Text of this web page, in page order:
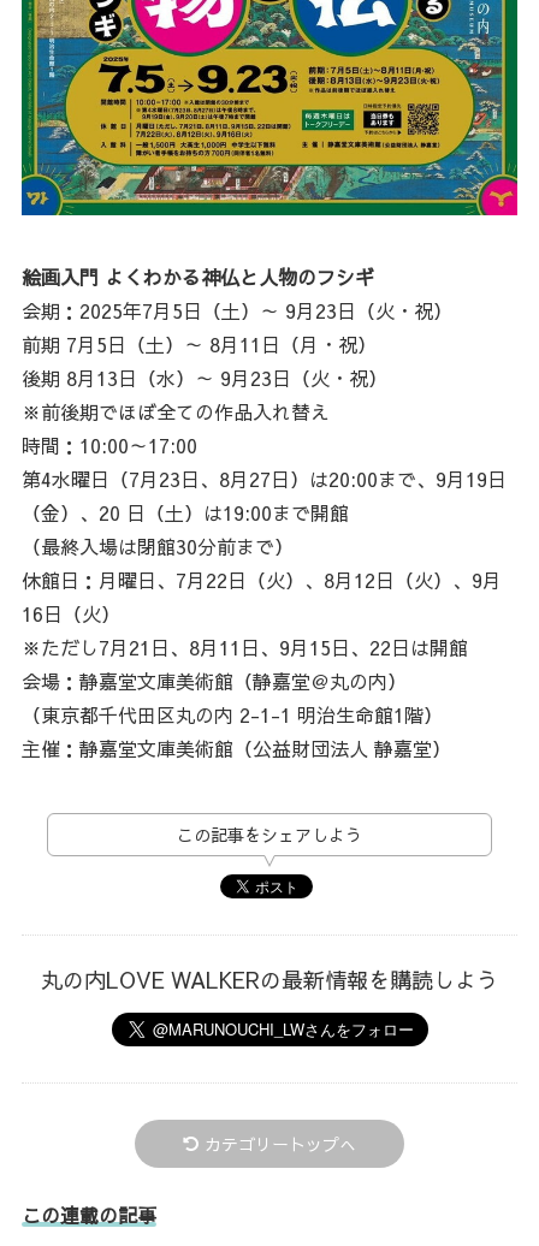
絵画入門 よくわかる神仏と人物のフシギ
会期：2025年7月5日（土）～ 9月23日（火・祝）
前期 7月5日（土）～ 8月11日（月・祝）
後期 8月13日（水）～ 9月23日（火・祝）
※前後期でほぼ全ての作品入れ替え
時間：10:00～17:00
第4水曜日（7月23日、8月27日）は20:00まで、9月19日
（金）、20 日（土）は19:00まで開館
（最終入場は閉館30分前まで）
休館日：月曜日、7月22日（火）、8月12日（火）、9月
16日（火）
※ただし7月21日、8月11日、9月15日、22日は開館
会場：静嘉堂文庫美術館（静嘉堂＠丸の内）
（東京都千代田区丸の内 2-1-1 明治生命館1階）
主催：静嘉堂文庫美術館（公益財団法人 静嘉堂）
この記事をシェアしよう
丸の内LOVE WALKERの最新情報を購読しよう
カテゴリートップへ
この連載の記事